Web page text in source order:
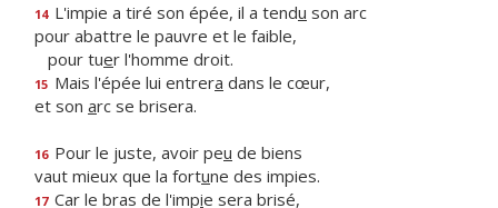
14 L'impie a tiré son épée, il a tendu son arc
pour abattre le pauvre et le faible,
pour tuer l'homme droit.
15 Mais l'épée lui entrera dans le cœur,
et son arc se brisera.
16 Pour le juste, avoir peu de biens
vaut mieux que la fortune des impies.
17 Car le bras de l'impie sera brisé,